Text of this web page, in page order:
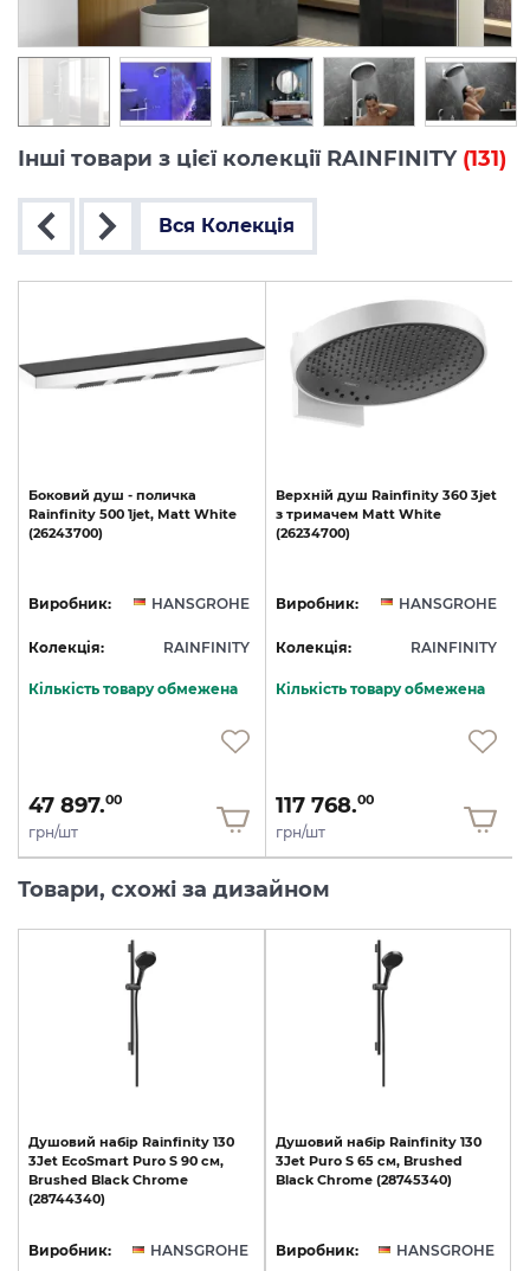
Інші товари з цієї колекції RAINFINITY (131)
Вся Колекція
Боковий душ - поличка
Rainfinity 500 1jet, Matt White
(26243700)
Виробник: HANSGROHE
Колекція: RAINFINITY
Кількість товару обмежена
47 897.00
грн/шт
Верхній душ Rainfinity 360 3jet
з тримачем Matt White
(26234700)
Виробник: HANSGROHE
Колекція: RAINFINITY
Кількість товару обмежена
117 768.00
грн/шт
Товари, схожі за дизайном
Душовий набір Rainfinity 130
3Jet EcoSmart Puro S 90 см,
Brushed Black Chrome
(28744340)
Виробник: HANSGROHE
Душовий набір Rainfinity 130
3Jet Puro S 65 см, Brushed
Black Chrome (28745340)
Виробник: HANSGROHE